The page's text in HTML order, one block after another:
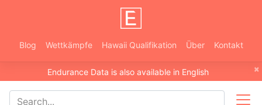
Blog Wettkämpfe Hawaii Qualifikation Über Kontakt
×
Endurance Data is also available in English